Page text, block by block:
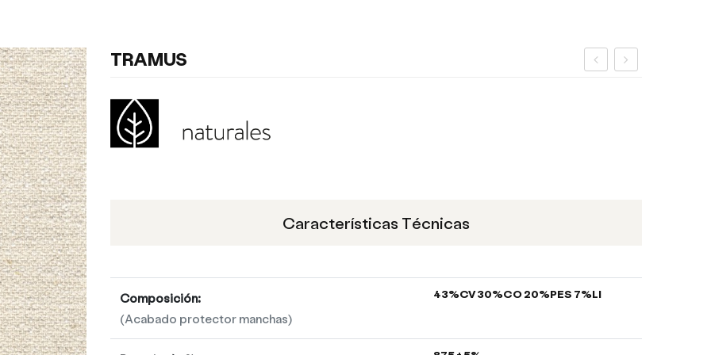
TRAMUS
Características Técnicas
Composición:
(Acabado protector manchas)
43%CV 30%CO 20%PES 7%LI